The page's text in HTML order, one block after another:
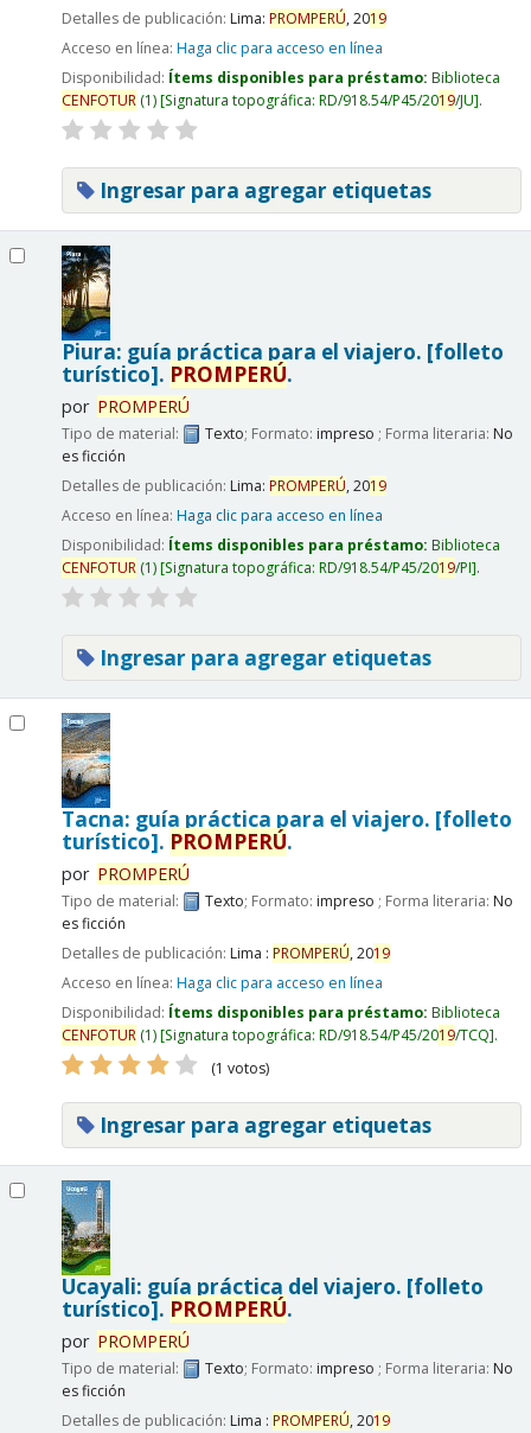
Detalles de publicación: Lima: PROMPERÚ,2019
Acceso en línea: Haga clic para acceso en línea
Disponibilidad: Ítems disponibles para préstamo: Biblioteca
CENFOTUR(1) Signatura topográfica: RD/918.54/P45/2019/JU .
Ingresar para agregar etiquetas
Piura: guía práctica para el viajero. [folleto
turístico]. PROMPERÚ.
por PROMPERÚ
Tipo de material: Texto; Formato: impreso ; Forma literaria: No
es ficción
Detalles de publicación: Lima: PROMPERÚ,2019
Acceso en línea: Haga clic para acceso en línea
Disponibilidad: Ítems disponibles para préstamo: Biblioteca
CENFOTUR(1) Signatura topográfica: RD/918.54/P45/2019/PI .
Ingresar para agregar etiquetas
Tacna: guía práctica para el viajero. [folleto
turístico]. PROMPERÚ.
por PROMPERÚ
Tipo de material: Texto; Formato: impreso ; Forma literaria: No
es ficción
Detalles de publicación: Lima : PROMPERÚ,2019
Acceso en línea: Haga clic para acceso en línea
Disponibilidad: Ítems disponibles para préstamo: Biblioteca
CENFOTUR(1) Signatura topográfica: RD/918.54/P45/2019/TCQ .
(1 votos)
Ingresar para agregar etiquetas
Ucayali: guía práctica del viajero. [folleto
turístico]. PROMPERÚ.
por PROMPERÚ
Tipo de material: Texto; Formato: impreso ; Forma literaria: No
es ficción
Detalles de publicación: Lima : PROMPERÚ,2019